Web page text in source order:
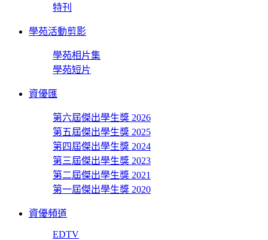
特刊
學苑活動剪影
學苑相片集
學苑短片
資優匯
第六屆傑出學生獎 2026
第五屆傑出學生獎 2025
第四屆傑出學生獎 2024
第三屆傑出學生獎 2023
第二屆傑出學生獎 2021
第一屆傑出學生獎 2020
資優頻道
EDTV